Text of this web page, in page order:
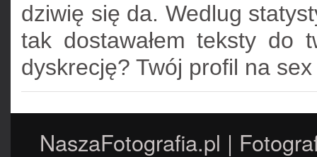
dziwię się da. Wedlug
tak dostawałem teksty do
dyskrecję? Twój profil na
NaszaFotografia.pl |